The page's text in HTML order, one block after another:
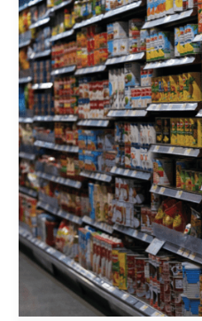
TRADE
MARKETING
IMPULSA
TU
PRODUCTO
EN
EL
PUNTO
DE
VENTA?